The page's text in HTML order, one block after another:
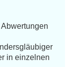
in einzelnen